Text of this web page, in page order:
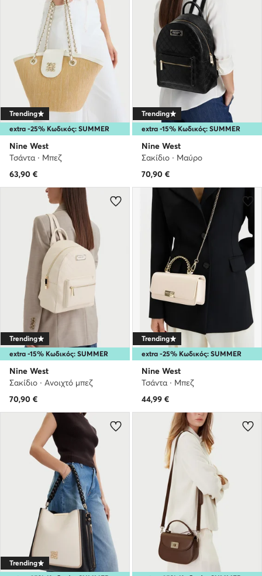
extra -25% Κωδικός: SUMMER
Trending
Nine West
Τσάντα · Μπεζ
63,90 €
extra -15% Κωδικός: SUMMER
Trending
Nine West
Σακίδιο · Μαύρο
70,90 €
extra -15% Κωδικός: SUMMER
Trending
Nine West
Σακίδιο · Ανοιχτό μπεζ
70,90 €
extra -25% Κωδικός: SUMMER
Trending
Nine West
Τσάντα · Μπεζ
44,99 €
Trending